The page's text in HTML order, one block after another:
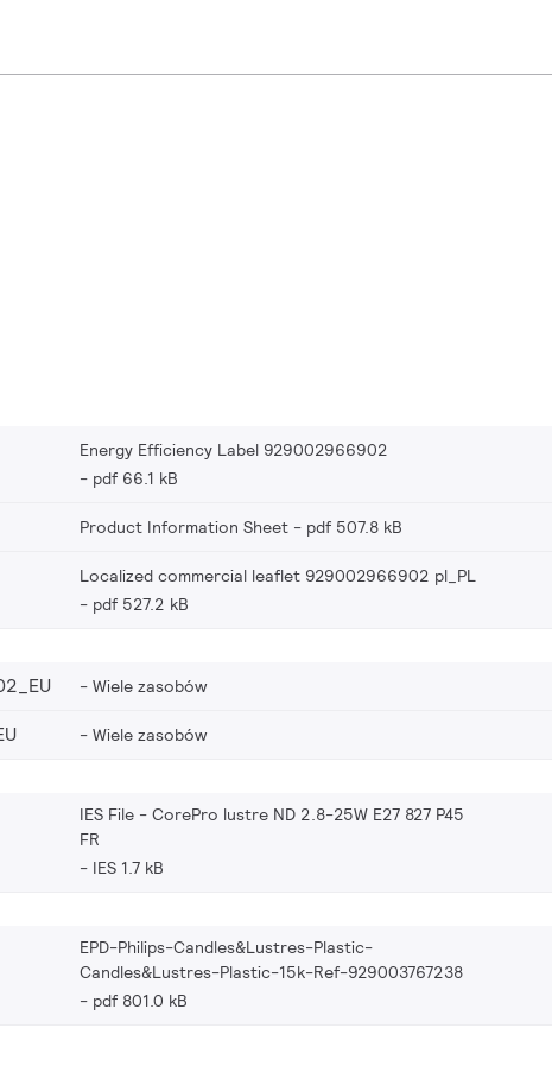
Energy Efficiency Label 929002966902
pdf 66.1 kB
Product Information Sheet pdf 507.8 kB
Localized commercial leaflet 929002966902 pl_PL
pdf 527.2 kB
Wiele zasobów
Wiele zasobów
IES File - CorePro lustre ND 2.8-25W E27 827 P45
FR
IES 1.7 kB
EPD-Philips-Candles&Lustres-Plastic-
Candles&Lustres-Plastic-15k-Ref-929003767238
pdf 801.0 kB